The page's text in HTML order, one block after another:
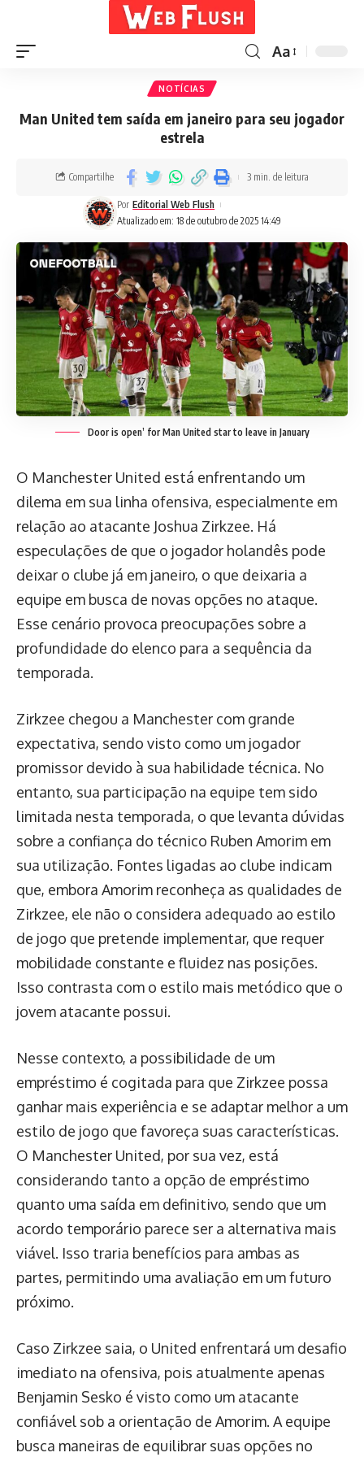
Aa
NOTÍCIAS
Man United tem saída em janeiro para seu jogador
estrela
Atualizado em: 18 de outubro de 2025 14:49
Por Editorial Web Flush
Compartilhe 3 min. de leitura
Door is open’ for Man United star to leave in January
O Manchester United está enfrentando um
dilema em sua linha ofensiva, especialmente em
relação ao atacante Joshua Zirkzee. Há
especulações de que o jogador holandês pode
deixar o clube já em janeiro, o que deixaria a
equipe em busca de novas opções no ataque.
Esse cenário provoca preocupações sobre a
profundidade do elenco para a sequência da
temporada.
Zirkzee chegou a Manchester com grande
expectativa, sendo visto como um jogador
promissor devido à sua habilidade técnica. No
entanto, sua participação na equipe tem sido
limitada nesta temporada, o que levanta dúvidas
sobre a confiança do técnico Ruben Amorim em
sua utilização. Fontes ligadas ao clube indicam
que, embora Amorim reconheça as qualidades de
Zirkzee, ele não o considera adequado ao estilo
de jogo que pretende implementar, que requer
mobilidade constante e fluidez nas posições.
Isso contrasta com o estilo mais metódico que o
jovem atacante possui.
Nesse contexto, a possibilidade de um
empréstimo é cogitada para que Zirkzee possa
ganhar mais experiência e se adaptar melhor a um
estilo de jogo que favoreça suas características.
O Manchester United, por sua vez, está
considerando tanto a opção de empréstimo
quanto uma saída em definitivo, sendo que um
acordo temporário parece ser a alternativa mais
viável. Isso traria benefícios para ambas as
partes, permitindo uma avaliação em um futuro
próximo.
Caso Zirkzee saia, o United enfrentará um desafio
imediato na ofensiva, pois atualmente apenas
Benjamin Sesko é visto como um atacante
confiável sob a orientação de Amorim. A equipe
busca maneiras de equilibrar suas opções no